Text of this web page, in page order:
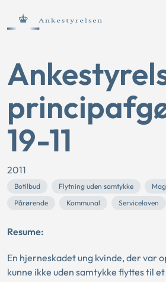
19-11
2011
Botilbud Flytning uden samtykke
Pårørende
Kommunal Serviceloven
Resume:
En hjerneskadet ung kvinde, der var
kunne ikke uden samtykke flyttes til